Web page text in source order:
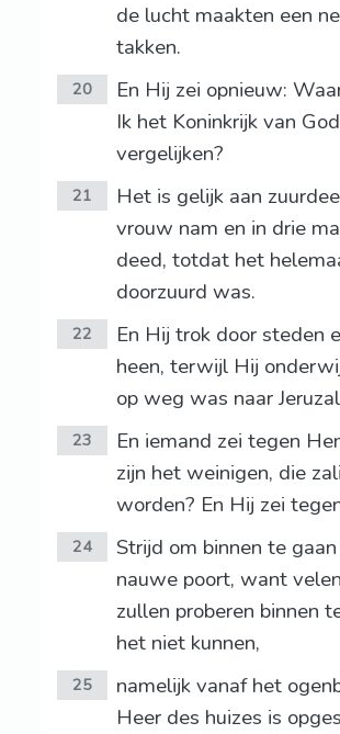
de lucht maakten een
takken.
20
En Hij zei opnieuw:
Ik het Koninkrijk van God
vergelijken?
21
Het is gelijk aan
vrouw nam en in drie
deed, totdat het
doorzuurd was.
22
En Hij trok door steden
heen, terwijl Hij
op weg was naar
23
En iemand zei tegen
zijn het weinigen, die
worden? En Hij zei
24
Strijd om binnen te
nauwe poort, want
zullen proberen binnen
het niet kunnen,
25
namelijk vanaf het
Heer des huizes is